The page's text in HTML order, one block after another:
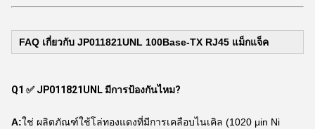
FAQ เกี่ยวกับ JP011821UNL 100Base-TX RJ45 แม็กแจ็ค
Q1 ✅ JP011821UNL มีการป้องกันไหม?
A:ใช่ ผลิตภัณฑ์ใช้โล่ทองแดงที่มีการเคลือบไนเคิล (1020 μin Ni